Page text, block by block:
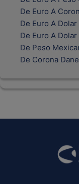
De Euro A
De Euro A
De Euro A
De Peso
De Corona